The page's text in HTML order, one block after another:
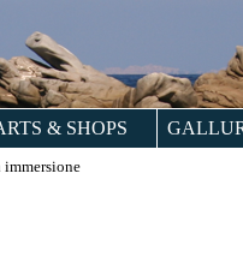
& SHOPS
immersione